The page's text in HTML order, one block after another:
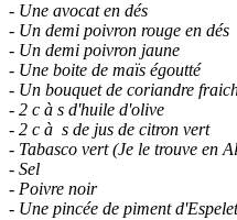
- Une avocat en dés
- Un demi poivron rouge en dés
- Un demi poivron jaune
- Une boite de maïs égoutté
- Un bouquet de coriandre
- 2 c à s d'huile d'olive
- 2 c à s de jus de citron vert
- Tabasco vert (Je le trouve en
- Sel
- Poivre noir
- Une pincée de piment